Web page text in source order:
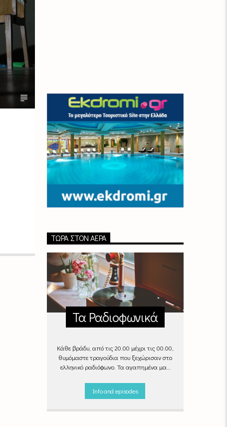
ΤΏΡΑ ΣΤΟΝ ΑΈΡΑ
Τα Ραδιοφωνικά
Κάθε βράδυ, από τις 20.00 μέχρι τις 00.00,
θυμόμαστε τραγούδια που ξεχώρισαν στο
ελληνικό ραδιόφωνο. Τα αγαπημένα μας
Που ξέρεις, μπορεί και το δικό σου
αγαπημένο τραγούδι να βρίσκεται μέσα σ’
00:00στονEmpneusi 107 FM.
Info and episodes